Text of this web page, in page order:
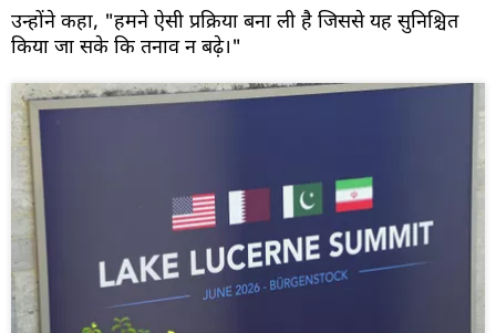
उन्होंने कहा, "हमने ऐसी प्रक्रिया बना ली है जिससे यह सुनिश्चित
किया जा सके कि तनाव न बढ़े।"